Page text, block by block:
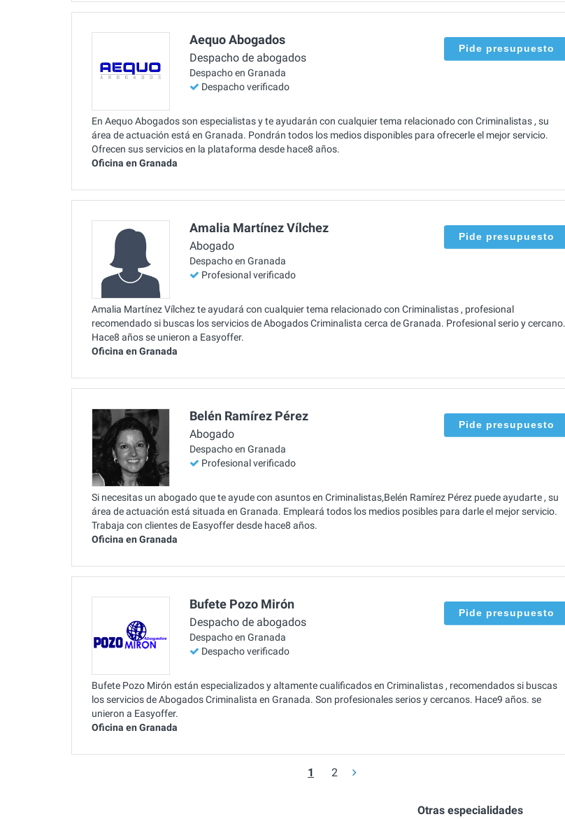
Aequo Abogados
Despacho de abogados
Despacho en Granada
Despacho verificado
Pide presupuesto
En Aequo Abogados son especialistas y te ayudarán con cualquier tema relacionado con Criminalistas , su
área de actuación está en Granada. Pondrán todos los medios disponibles para ofrecerle el mejor servicio.
Ofrecen sus servicios en la plataforma desde hace8 años.
Oficina en Granada
Amalia Martínez Vílchez
Abogado
Despacho en Granada
Profesional verificado
Pide presupuesto
Amalia Martínez Vílchez te ayudará con cualquier tema relacionado con Criminalistas , profesional
recomendado si buscas los servicios de Abogados Criminalista cerca de Granada. Profesional serio y cercano.
Hace8 años se unieron a Easyoffer.
Oficina en Granada
Belén Ramírez Pérez
Abogado
Despacho en Granada
Profesional verificado
Pide presupuesto
Si necesitas un abogado que te ayude con asuntos en Criminalistas,Belén Ramírez Pérez puede ayudarte , su
área de actuación está situada en Granada. Empleará todos los medios posibles para darle el mejor servicio.
Trabaja con clientes de Easyoffer desde hace8 años.
Oficina en Granada
Bufete Pozo Mirón
Despacho de abogados
Despacho en Granada
Despacho verificado
Pide presupuesto
Bufete Pozo Mirón están especializados y altamente cualificados en Criminalistas , recomendados si buscas
los servicios de Abogados Criminalista en Granada. Son profesionales serios y cercanos. Hace9 años. se
unieron a Easyoffer.
Oficina en Granada
1 2
Otras especialidades